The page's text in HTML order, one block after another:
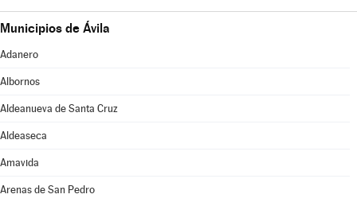
Municipios de Ávila
Adanero
Albornos
Aldeanueva de Santa Cruz
Aldeaseca
Amavida
Arenas de San Pedro